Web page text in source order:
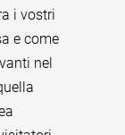
i vostri
e come
nel